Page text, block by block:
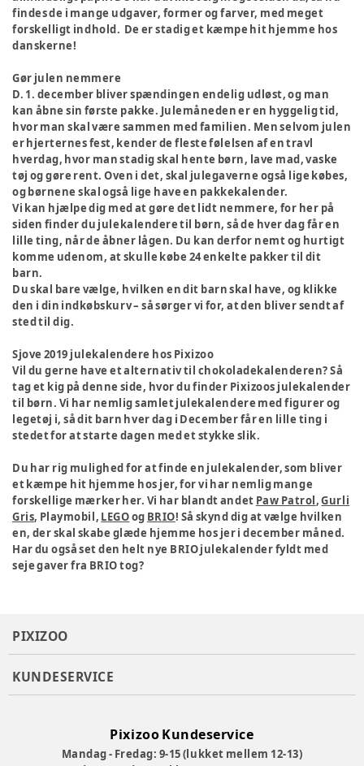
findes de i mange udgaver, former og farver, med meget
forskelligt indhold. De er stadig et kæmpe hit hjemme hos
danskerne!
Gør julen nemmere
D. 1. december bliver spændingen endelig udløst, og man
kan åbne sin første pakke. Julemåneden er en hyggelig tid,
hvor man skal være sammen med familien. Men selvom julen
er hjerternes fest, kender de fleste følelsen af en travl
hverdag, hvor man stadig skal hente børn, lave mad, vaske
tøj og gøre rent. Oven i det, skal julegaverne også lige købes,
og børnene skal også lige have en pakkekalender.
Vi kan hjælpe dig med at gøre det lidt nemmere, for her på
siden finder du julekalendere til børn, så de hver dag får en
lille ting, når de åbner lågen. Du kan derfor nemt og hurtigt
komme udenom, at skulle købe 24 enkelte pakker til dit
barn.
Du skal bare vælge, hvilken en dit barn skal have, og klikke
den i din indkøbskurv – så sørger vi for, at den bliver sendt af
sted til dig.
Sjove 2019 julekalendere hos Pixizoo
Vil du gerne have et alternativ til chokoladekalenderen? Så
tag et kig på denne side, hvor du finder Pixizoos julekalender
til børn. Vi har nemlig samlet julekalendere med figurer og
legetøj i, så dit barn hver dag i December får en lille ting i
stedet for at starte dagen med et stykke slik.
Du har rig mulighed for at finde en julekalender, som bliver
et kæmpe hit hjemme hos jer, for vi har nemlig mange
forskellige mærker her. Vi har blandt andet Paw Patrol,Gurli
Gris, Playmobil, LEGOog BRIO! Så skynd dig at vælge hvilken
en, der skal skabe glæde hjemme hos jer i december måned.
Har du også set den helt nye BRIO julekalender fyldt med
seje gaver fra BRIO tog?
PIXIZOO
KUNDESERVICE
Pixizoo Kundeservice
Mandag - Fredag: 9-15 (lukket mellem 12-13)